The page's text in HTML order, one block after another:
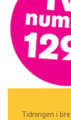
Tidningen i